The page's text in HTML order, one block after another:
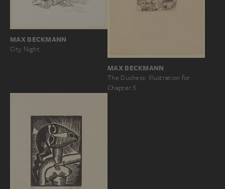
MAX BECKMANN
City Night
MAX BECKMANN
The Duchess: Illustration for
Chapter 5